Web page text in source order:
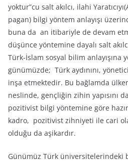
yoktur”cu salt akılcı, ilahi
pagan) bilgi yöntem anlayışı
buna da an itibariyle de devam
düşünce yöntemine dayalı salt
Türk-İslam sosyal bilim anlayışına
günümüzde; Türk aydınını,
inşa etmektedir. Bu bağlamda
neslinde, gençliğin zihin yapısını
pozitivist bilgi yöntemine göre
kadro, pozitivist zihniyeti ile cari
olduğu da aşikardır.
Günümüz Türk üniversitelerindeki